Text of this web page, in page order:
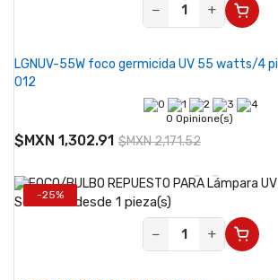
−
+
LGNUV-55W foco germicida UV 55 watts/4
012
0 Opinione(s)
$MXN 1,302.91 $MXN 2,171.52
-25%
Se vende desde 1 pieza(s)
−
+